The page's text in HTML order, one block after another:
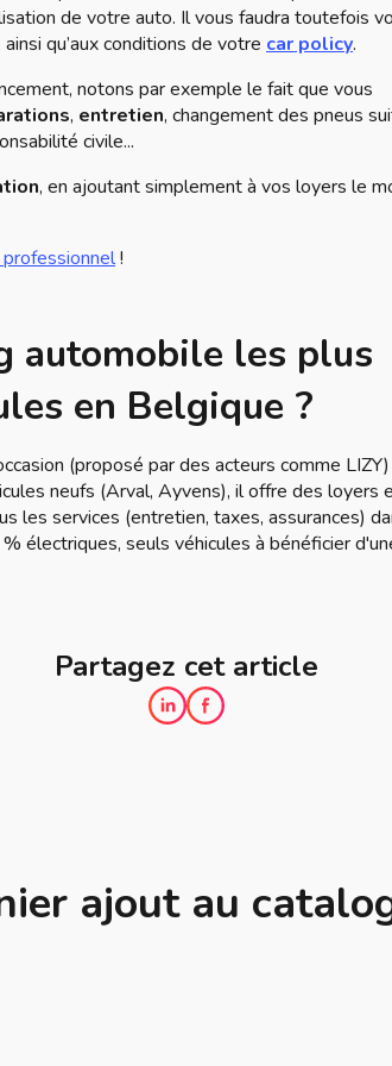
de votre auto. Il vous faudra toutefois
qu’aux conditions de votre car policy.
notons par exemple le fait que vous
, entretien, changement des pneus
civile...
, en ajoutant simplement à vos loyers le
!
automobile les plus
en Belgique ?
(proposé par des acteurs comme
neufs (Arval, Ayvens), il offre des loyers
les services (entretien, taxes, assurances)
électriques, seuls véhicules à bénéficier
Partagez cet article
ajout au